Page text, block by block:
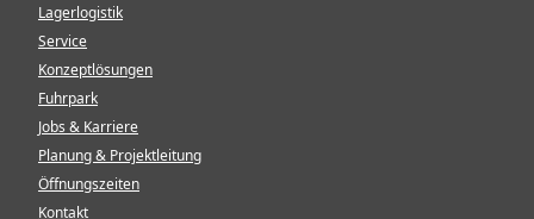
Lagerlogistik
Service
Konzeptlösungen
Fuhrpark
Jobs & Karriere
Planung & Projektleitung
Öffnungszeiten
Kontakt